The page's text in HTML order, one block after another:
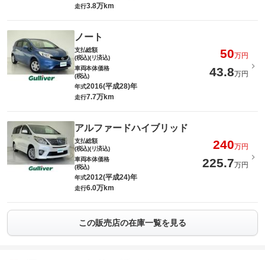
走行3.8万km
ノート
支払総額
(税込)(リ済込)
50万円
車両本体価格
(税込)
43.8万円
年式2016(平成28)年
走行7.7万km
アルファードハイブリッド
支払総額
(税込)(リ済込)
240万円
車両本体価格
(税込)
225.7万円
年式2012(平成24)年
走行6.0万km
この販売店の在庫一覧を見る